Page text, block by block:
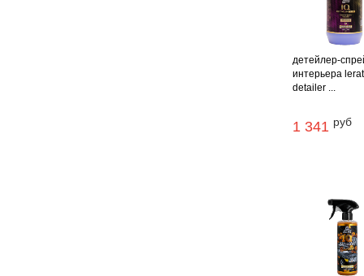
детейлер-
интерьера
detailer ...
1 341 руб